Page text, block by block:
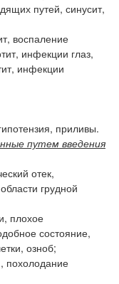
путей, синусит,
воспаление
инфекции глаз,
инфекции
приливы.
путем введения
отек,
грудной
плохое
состояние,
озноб;
похолодание